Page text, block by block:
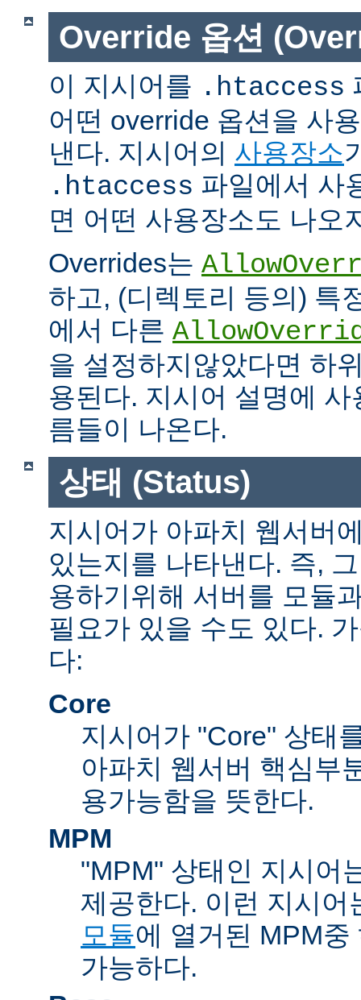
Override 옵션
이 지시어를 .htaccess
어떤 override 옵션을 사
낸다. 지시어의 사용장소
.htaccess 파일에서 사
면 어떤 사용장소도 나오
Overrides는
하고, (디렉토리 등의) 특
에서 다른
을 설정하지않았다면 하
용된다. 지시어 설명에
름들이 나온다.
상태 (Status)
지시어가 아파치 웹서버
있는지를 나타낸다. 즉,
용하기위해 서버를 모듈
필요가 있을 수도 있다.
다:
Core
지시어가 "Core" 상태
아파치 웹서버 핵심부
용가능함을 뜻한다.
MPM
"MPM" 상태인 지시어
제공한다. 이런 지시어
모듈에 열거된 MPM
가능하다.